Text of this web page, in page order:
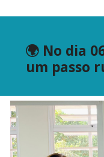
🌍 No dia
um passo